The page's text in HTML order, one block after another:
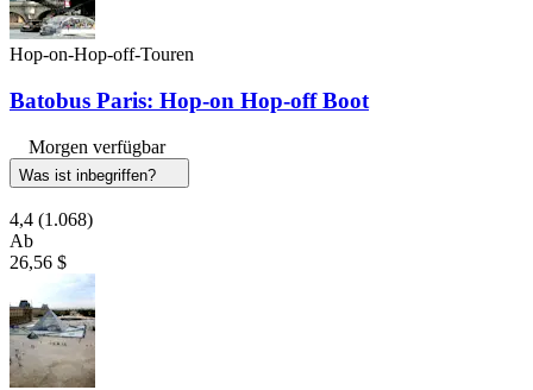
Hop-on-Hop-off-Touren
Batobus Paris: Hop-on Hop-off Boot
Morgen verfügbar
Was ist inbegriffen?
4,4 (1.068)
Ab
26,56 $